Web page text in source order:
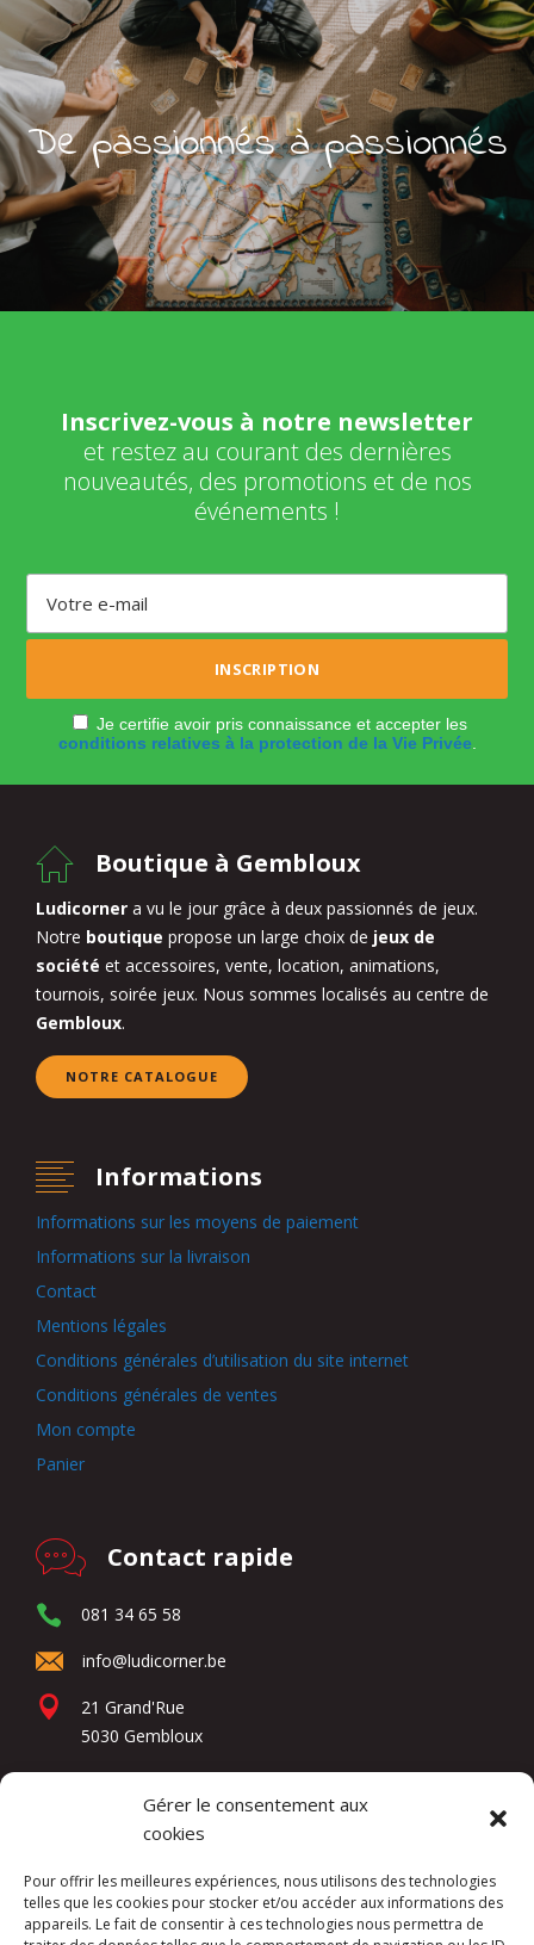
Gérer le consentement aux
cookies
Pour offrir les meilleures expériences, nous utilisons des technologies
telles que les cookies pour stocker et/ou accéder aux informations des
appareils. Le fait de consentir à ces technologies nous permettra de
De passionnés à passionnés
Inscrivez-vous à notre newsletter
et restez au courant des dernières
nouveautés, des promotions et de nos
événements !
Je certifie avoir pris connaissance et accepter les
conditions relatives à la protection de la Vie Privée.
Boutique à Gembloux
Ludicorner a vu le jour grâce à deux passionnés de jeux.
Notre boutique propose un large choix de jeux de
société et accessoires, vente, location, animations,
tournois, soirée jeux. Nous sommes localisés au centre de
Gembloux.
NOTRE CATALOGUE
Informations
Informations sur les moyens de paiement
Informations sur la livraison
Contact
Mentions légales
Conditions générales d’utilisation du site internet
Conditions générales de ventes
Mon compte
Panier
Contact rapide
081 34 65 58
info@ludicorner.be
21 Grand'Rue
5030 Gembloux
Réseaux sociaux